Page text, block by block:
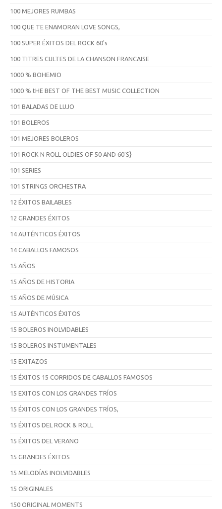
100 MEJORES RUMBAS
100 QUE TE ENAMORAN LOVE SONGS,
100 SUPER ÉXITOS DEL ROCK 60's
100 TITRES CULTES DE LA CHANSON FRANCAISE
1000 % BOHEMIO
1000 % tHE BEST OF THE BEST MUSIC COLLECTION
101 BALADAS DE LUJO
101 BOLEROS
101 MEJORES BOLEROS
101 ROCK N ROLL OLDIES OF 50 AND 60'S}
101 SERIES
101 STRINGS ORCHESTRA
12 ÉXITOS BAILABLES
12 GRANDES ÉXITOS
14 AUTÉNTICOS ÉXITOS
14 CABALLOS FAMOSOS
15 AÑOS
15 AÑOS DE HISTORIA
15 AÑOS DE MÚSICA
15 AUTÉNTICOS ÉXITOS
15 BOLEROS INOLVIDABLES
15 BOLEROS INSTUMENTALES
15 EXITAZOS
15 ÉXITOS 15 CORRIDOS DE CABALLOS FAMOSOS
15 EXITOS CON LOS GRANDES TRÍOS
15 ÉXITOS CON LOS GRANDES TRÍOS,
15 ÉXITOS DEL ROCK & ROLL
15 ÉXITOS DEL VERANO
15 GRANDES ÉXITOS
15 MELODÍAS INOLVIDABLES
15 ORIGINALES
150 ORIGINAL MOMENTS